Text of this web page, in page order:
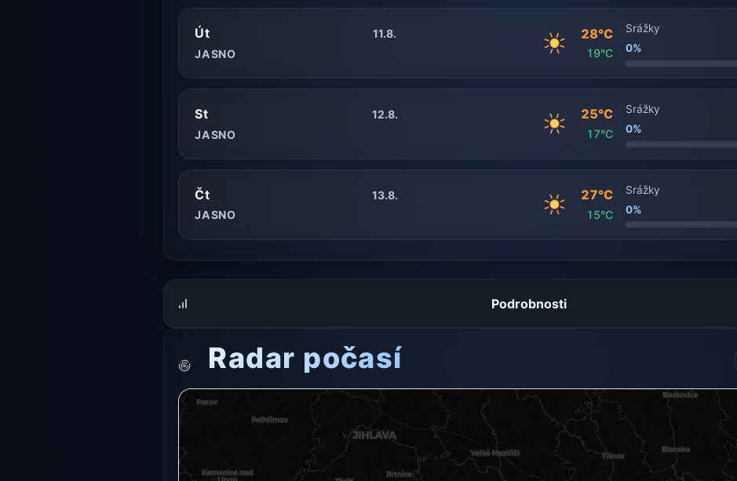
Út
11.8.
JASNO
28°C
19°C
Srážky
0%
St
12.8.
JASNO
25°C
17°C
Srážky
0%
Čt
13.8.
JASNO
27°C
15°C
Srážky
0%
Podrobnosti
Radar počasí
Radarový snímek momentálně není dostupný.